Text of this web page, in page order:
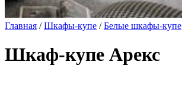
Главная /Шкафы-купе /Белые шкафы-купе
Шкаф-купе Арекс